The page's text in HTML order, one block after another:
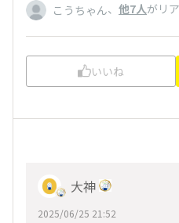
こうちゃん、 他7人がリ
いいね
大神
2025/06/25 21:52